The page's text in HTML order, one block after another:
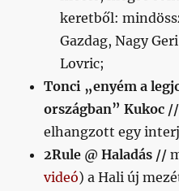
keretből:
Gazdag, Nagy
Lovric;
Tonci „enyém a
országban” Kukoc
elhangzott egy
2Rule @ Haladás //
videó) a Hali új